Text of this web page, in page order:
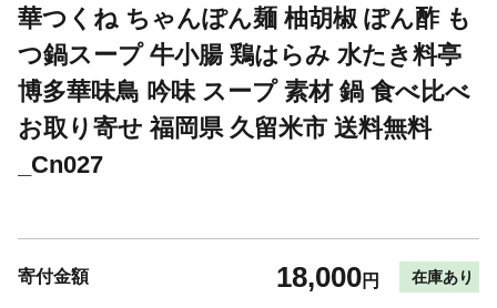
華つくね ちゃんぽん麺 柚胡椒 ぽん酢 も
つ鍋スープ 牛小腸 鶏はらみ 水たき料亭
博多華味鳥 吟味 スープ 素材 鍋 食べ比べ
お取り寄せ 福岡県 久留米市 送料無料
_Cn027
寄付金額 18,000円 在庫あり